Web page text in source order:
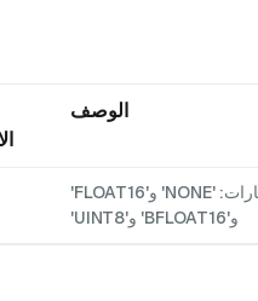
الوصف
تمثيل بيانات مؤشر SCANN_DVR، الخيارات: 'NONE' و'FLOAT16'
و'BFLOAT16' و'UINT8'